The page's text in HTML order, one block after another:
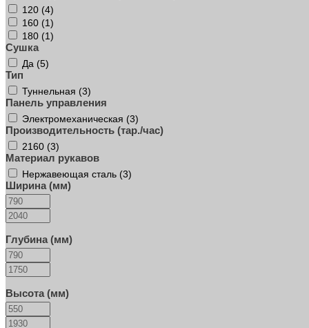
120 (4)
160 (1)
180 (1)
Сушка
Да (5)
Тип
Туннельная (3)
Панель управления
Электромеханическая (3)
Производительность (тар./час)
2160 (3)
Материал рукавов
Нержавеющая сталь (3)
Ширина (мм)
Глубина (мм)
Высота (мм)